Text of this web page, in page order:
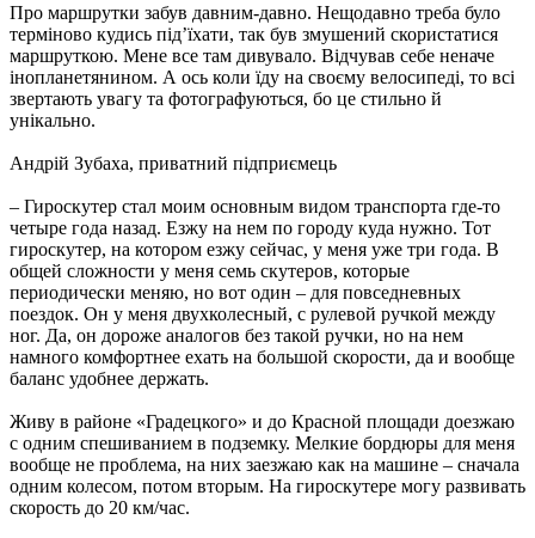
Про маршрутки забув давним-давно. Нещодавно треба було
терміново кудись під’їхати, так був змушений скористатися
маршруткою. Мене все там дивувало. Відчував себе неначе
інопланетянином. А ось коли їду на своєму велосипеді, то всі
звертають увагу та фотографуються, бо це стильно й
унікально.
Андрій Зубаха, приватний підприємець
– Гироскутер стал моим основным видом транспорта где-то
четыре года назад. Езжу на нем по городу куда нужно. Тот
гироскутер, на котором езжу сейчас, у меня уже три года. В
общей сложности у меня семь скутеров, которые
периодически меняю, но вот один – для повседневных
поездок. Он у меня двухколесный, с рулевой ручкой между
ног. Да, он дороже аналогов без такой ручки, но на нем
намного комфортнее ехать на большой скорости, да и вообще
баланс удобнее держать.
Живу в районе «Градецкого» и до Красной площади доезжаю
с одним спешиванием в подземку. Мелкие бордюры для меня
вообще не проблема, на них заезжаю как на машине – сначала
одним колесом, потом вторым. На гироскутере могу развивать
скорость до 20 км/час.